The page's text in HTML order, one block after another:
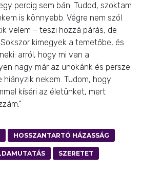
percig sem bán. Tudod, szoktam
is könnyebb. Végre nem szól
velem – teszi hozzá párás, de
kimegyek a temetőbe, és
arról, hogy mi van a
nagy már az unokánk és persze
hiányzik nekem. Tudom, hogy
kíséri az életünket, mert
HOSSZANTARTÓ HÁZASSÁG
SZERETET